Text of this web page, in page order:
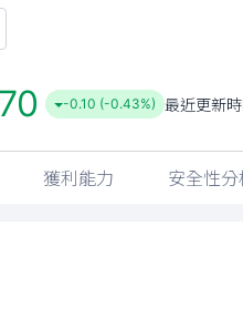
-0.10 (-0.43%) 最近更新時
獲利能力 安全性分